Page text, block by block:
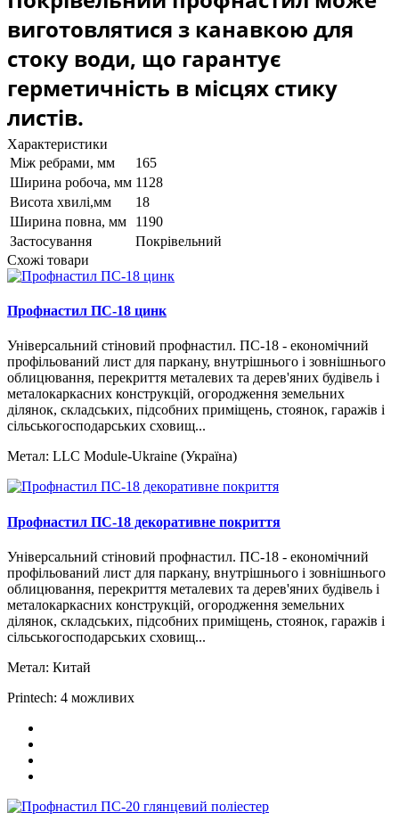
виготовлятися з канавкою для
стоку води, що гарантує
герметичність в місцях стику
листів.
Характеристики
Між ребрами, мм
165
Ширина робоча, мм 1128
Висота хвилі,мм
18
Ширина повна, мм
1190
Застосування
Покрівельний
Схожі товари
Профнастил ПС-18 цинк
Універсальний стіновий профнастил. ПС-18 - економічний
профільований лист для паркану, внутрішнього і зовнішнього
облицювання, перекриття металевих та дерев'яних будівель і
металокаркасних конструкцій, огородження земельних
ділянок, складських, підсобних приміщень, стоянок, гаражів і
сільськогосподарських сховищ...
Метал: LLC Module-Ukraine (Україна)
Профнастил ПС-18 декоративне покриття
Універсальний стіновий профнастил. ПС-18 - економічний
профільований лист для паркану, внутрішнього і зовнішнього
облицювання, перекриття металевих та дерев'яних будівель і
металокаркасних конструкцій, огородження земельних
ділянок, складських, підсобних приміщень, стоянок, гаражів і
сільськогосподарських сховищ...
Метал: Китай
Printech: 4 можливих